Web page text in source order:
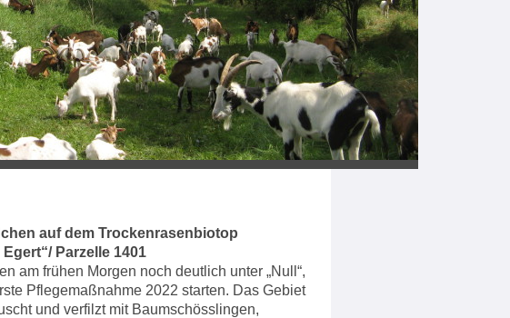
auf dem Trockenrasenbiotop
Parzelle 1401
am frühen Morgen noch deutlich unter „Null“,
Pflegemaßnahme 2022 starten. Das Gebiet
und verfilzt mit Baumschösslingen,